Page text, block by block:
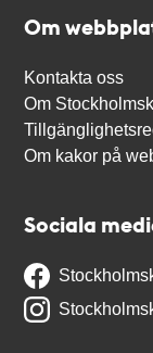
Om
Kontakta oss
Om
Om kakor på
Sociala